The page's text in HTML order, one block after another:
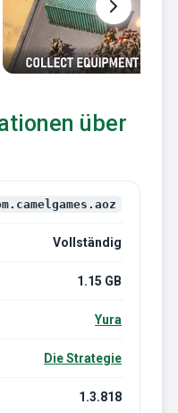
über
Vollständig
1.15 GB
Yura
Die Strategie
1.3.818